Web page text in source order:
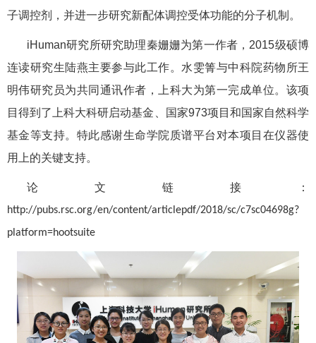
子调控剂，并进一步研究新配体调控受体功能的分子机制。
iHuman研究所研究助理秦姗姗为第一作者，2015级硕博
连读研究生陆燕主要参与此工作。水雯箐与中科院药物所王
明伟研究员为共同通讯作者，上科大为第一完成单位。该项
目得到了上科大科研启动基金、国家973项目和国家自然科学
基金等支持。特此感谢生命学院质谱平台对本项目在仪器使
用上的关键支持。
论文链接：
http://pubs.rsc.org/en/content/articlepdf/2018/sc/c7sc04698g?
platform=hootsuite